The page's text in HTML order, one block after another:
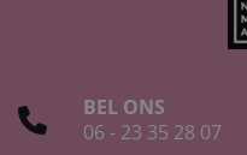
BEL ONS
06 - 23 35 28 07